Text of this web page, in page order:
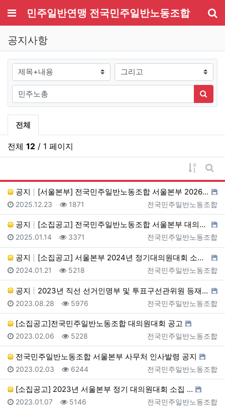
메뉴민주일반연맹 전국민주일반노동조합
공지사항
검색대상
검색어
검색
공지사항 분류 목록
전체
전체 12 / 1 페이지
게시물
게
공지
[서울본부] 전국민주일반노동조합 서울본부 2026년 지…
등록자
전국민주일반노동조합
등록일
2025.12.23 조회
1871
공지 [소집공고] 전국민주일반노동조합 서울본부 대의원대회 소…
등록자
전국민주일반노동조합
등록일
2025.01.14 조회
3371
공지 [소집공고] 서울본부 2024년 정기대의원대회 소집 공…
등록자
전국민주일반노동조합
등록일
2024.01.21 조회
5218
공지 2023년 직선 선거인명부 및 투표구선관위원 등재 공고
등록자
전국민주일반노동조합
등록일
2023.08.28 조회
5976
[소집공고]전국민주일반노동조합 대의원대회 공고
등록자
전국민주일반노동조합
등록일
2023.02.06 조회
5228
전국민주일반노동조합 서울본부 사무처 인사발령 공지
등록자
전국민주일반노동조합
등록일
2023.02.03 조회
6244
[소집공고] 2023년 서울본부 정기 대의원대회 소집 …
등록자
전국민주일반노동조합
등록일
2023.01.07 조회
5146